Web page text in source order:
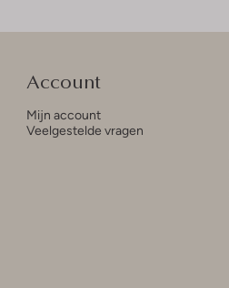
Account
Mijn account
Veelgestelde vragen